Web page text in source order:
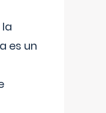
es un